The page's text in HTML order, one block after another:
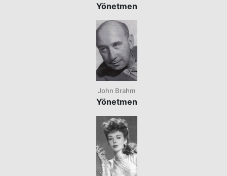
Yönetmen
John Brahm
Yönetmen